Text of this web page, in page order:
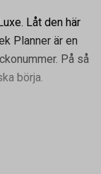
Låt den här
Planner är en
På så
börja.